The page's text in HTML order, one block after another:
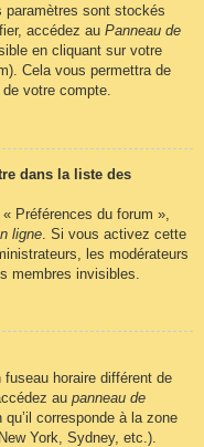
sont stockés
accédez au Panneau de
en cliquant sur votre
Cela vous permettra de
votre compte.
dans la liste des
Préférences du forum »,
ligne . Si vous activez cette
les modérateurs
membres invisibles.
horaire différent de
au panneau de
corresponde à la zone
York, Sydney, etc.).